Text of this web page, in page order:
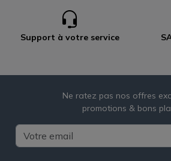
Support à votre service
Ne ratez pas nos offres
promotions & bons